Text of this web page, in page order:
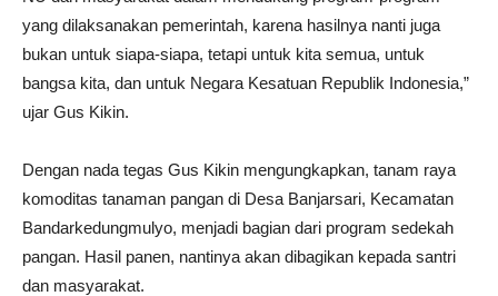
yang dilaksanakan pemerintah, karena hasilnya nanti juga
bukan untuk siapa-siapa, tetapi untuk kita semua, untuk
bangsa kita, dan untuk Negara Kesatuan Republik Indonesia,”
ujar Gus Kikin.
Dengan nada tegas Gus Kikin mengungkapkan, tanam raya
komoditas tanaman pangan di Desa Banjarsari, Kecamatan
Bandarkedungmulyo, menjadi bagian dari program sedekah
pangan. Hasil panen, nantinya akan dibagikan kepada santri
dan masyarakat.